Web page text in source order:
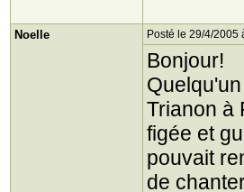
Noelle Posté le 29/4/2005
Bonjour!
Trianon à
figée et
pouvait
de